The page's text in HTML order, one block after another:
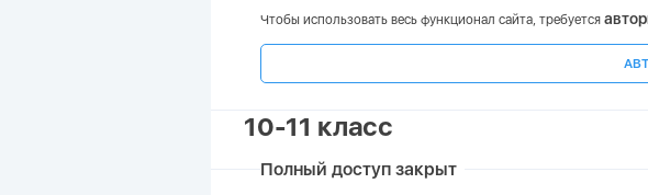
Чтобы использовать весь функционал сайта, требуется
10-11 класс
Полный доступ закрыт